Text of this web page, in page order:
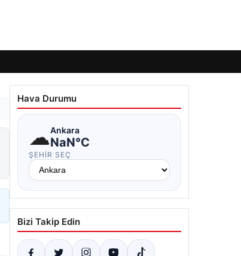
Hava Durumu
☁Ankara
NaN°C
ŞEHIR SEÇ
Bizi Takip Edin